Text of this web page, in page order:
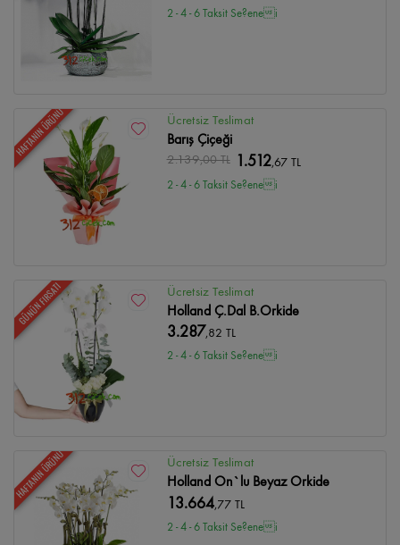
2 - 4 - 6 Taksit Se?enei
HAFTANIN ÜRÜNÜ Ücretsiz Teslimat
Barış Çiçeği
2.139,00 TL 1.512,67 TL
2 - 4 - 6 Taksit Se?enei
GÜNÜN FIRSATI Ücretsiz Teslimat
Holland Ç.Dal B.Orkide
3.287,82 TL
2 - 4 - 6 Taksit Se?enei
HAFTANIN ÜRÜNÜ Ücretsiz Teslimat
Holland On`lu Beyaz Orkide
13.664,77 TL
2 - 4 - 6 Taksit Se?enei